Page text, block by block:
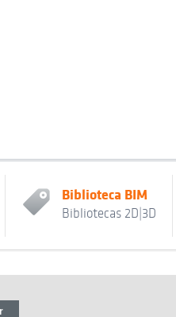
Biblioteca BIM
Bibliotecas 2D|3D